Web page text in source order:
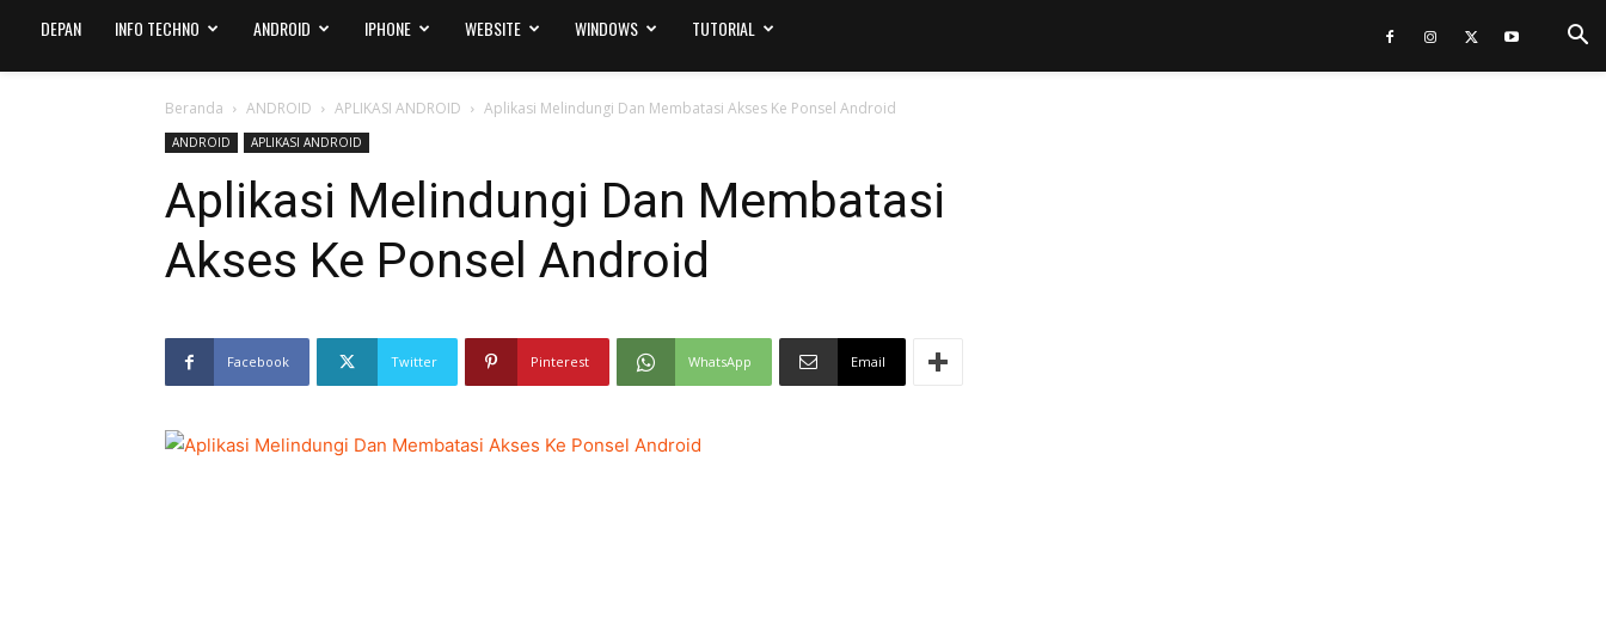
DEPAN INFO TECHNO ANDROID IPHONE WEBSITE WINDOWS TUTORIAL
Beranda ANDROID APLIKASI ANDROID Aplikasi Melindungi Dan Membatasi Akses Ke Ponsel Android
ANDROID APLIKASI ANDROID
Aplikasi Melindungi Dan Membatasi
Akses Ke Ponsel Android
Facebook Twitter Pinterest WhatsApp Email